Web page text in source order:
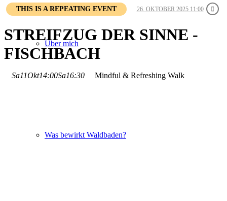
Über mich
Was bewirkt Waldbaden?
THIS IS A REPEATING EVENT 26. OKTOBER 2025 11:00
STREIFZUG DER SINNE -
FISCHBACH
Sa11Okt14:00Sa16:30 Mindful & Refreshing Walk